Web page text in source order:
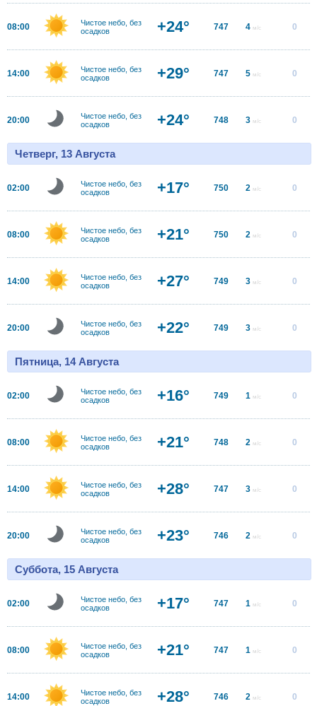
08:00
Чистое небо, без
осадков
+24° 747 4 м/с 0
14:00
Чистое небо, без
осадков
+29° 747 5 м/с 0
20:00
Чистое небо, без
осадков
+24° 748 3 м/с 0
Четверг, 13 Августа
02:00
Чистое небо, без
осадков
+17° 750 2 м/с 0
08:00
Чистое небо, без
осадков
+21° 750 2 м/с 0
14:00
Чистое небо, без
осадков
+27° 749 3 м/с 0
20:00
Чистое небо, без
осадков
+22° 749 3 м/с 0
Пятница, 14 Августа
02:00
Чистое небо, без
осадков
+16° 749 1 м/с 0
08:00
Чистое небо, без
осадков
+21° 748 2 м/с 0
14:00
Чистое небо, без
осадков
+28° 747 3 м/с 0
20:00
Чистое небо, без
осадков
+23° 746 2 м/с 0
Суббота, 15 Августа
02:00
Чистое небо, без
осадков
+17° 747 1 м/с 0
08:00
Чистое небо, без
осадков
+21° 747 1 м/с 0
14:00
Чистое небо, без
осадков
+28° 746 2 м/с 0